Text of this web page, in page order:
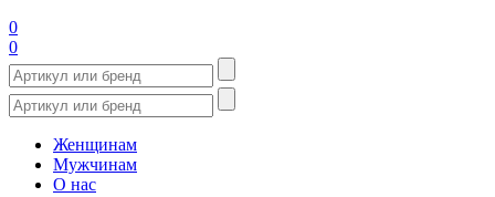
0
0
Женщинам
Мужчинам
О нас